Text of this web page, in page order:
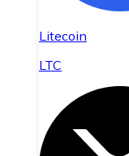
Litecoin
LTC